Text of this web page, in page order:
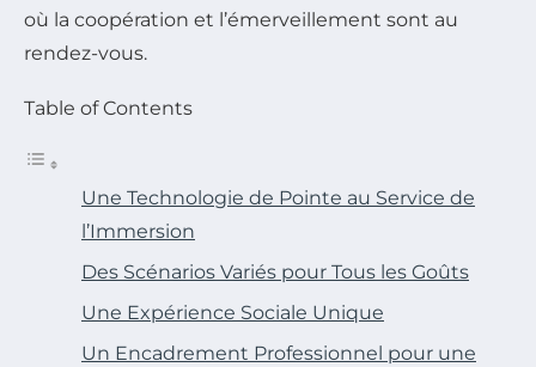
où la coopération et l’émerveillement sont au
rendez-vous.
Table of Contents
Une Technologie de Pointe au Service de
l’Immersion
Des Scénarios Variés pour Tous les Goûts
Une Expérience Sociale Unique
Un Encadrement Professionnel pour une